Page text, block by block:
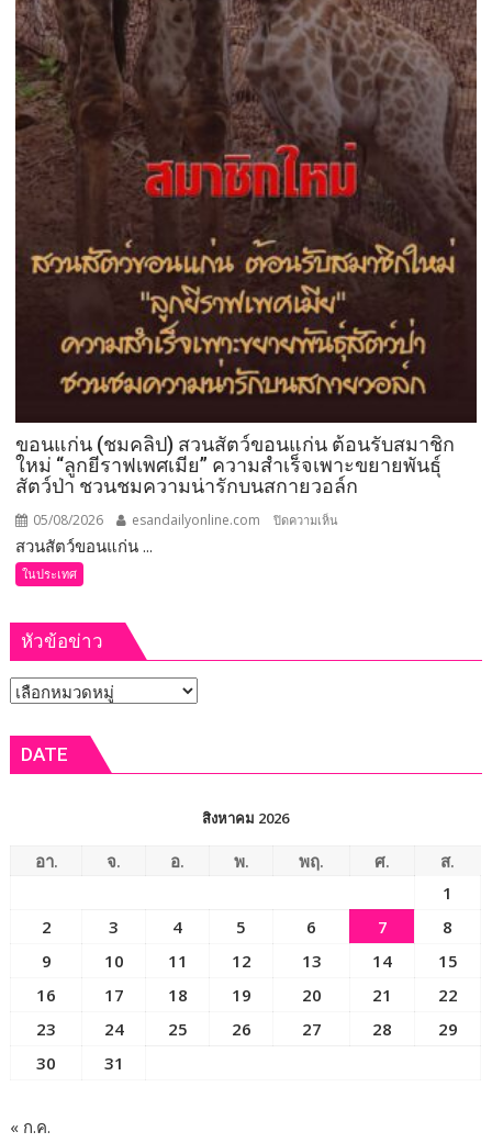
ปี
เมือง
ลุ่ม
6
พา
วิล
เลียน(อาคาร
โซน)ชม
!!
ผลิตภัณฑ์
12
เรื่อง
ราว
อัต
ลักษณ์
สู่
เมือง
ขอนแก่น (ชมคลิป) สวนสัตว์ขอนแก่น ต้อนรับสมาชิก
ใหม่ “ลูกยีราฟเพศเมีย” ความสำเร็จเพาะขยายพันธุ์
สัตว์ป่า ชวนชมความน่ารักบนสกายวอล์ก
05/08/2026 esandailyonline.com ปิดความเห็น
ขอนแก่น
สำเร็จ
เพาะ
ชวนชม
ความ
สวนสัตว์ขอนแก่น ...
ในประเทศ
หัวข้อข่าว
หัวข้อ
DATE
สิงหาคม 2026
อา. จ. อ. พ. พฤ. ศ.
ส.
1
2
3 4 5 6 7
8
9
10 11 12 13 14
15
16
17 18 19 20 21
22
23
24 25 26 27 28
29
30
31
« ก.ค.